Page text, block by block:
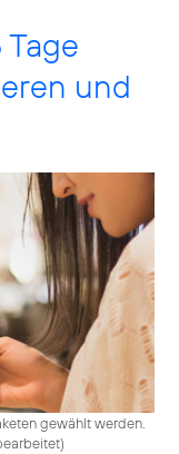
und
gewählt werden.
)